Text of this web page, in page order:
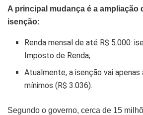
A principal mudança é a ampliação
isenção:
Renda mensal de até R$ 5.000:
Imposto de Renda;
Atualmente, a isenção vai
mínimos (R$ 3.036).
Segundo o governo, cerca de 15